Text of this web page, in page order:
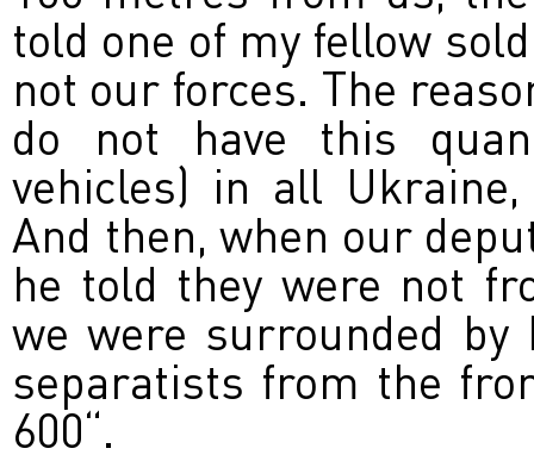
told one of my fellow
not our forces. The
do not have this
vehicles) in all
And then, when our
he told they were not
we were surrounded
separatists from the
600“.